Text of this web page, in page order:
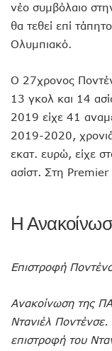
νέο συμβόλαιο
θα τεθεί επί
Ολυμπιακό.
Ο 27χρονος
13 γκολ και 14
2019 είχε 41
2019-2020,
εκατ. ευρώ, είχε
ασίστ. Στη Premier
Η
Επιστροφή
Ανακοίνωση της
Ντανιέλ
επιστροφή του